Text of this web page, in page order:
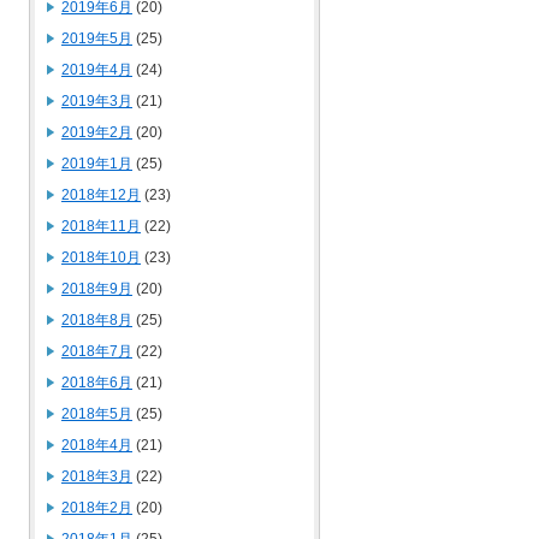
2019年6月 (20)
2019年5月 (25)
2019年4月 (24)
2019年3月 (21)
2019年2月 (20)
2019年1月 (25)
2018年12月 (23)
2018年11月 (22)
2018年10月 (23)
2018年9月 (20)
2018年8月 (25)
2018年7月 (22)
2018年6月 (21)
2018年5月 (25)
2018年4月 (21)
2018年3月 (22)
2018年2月 (20)